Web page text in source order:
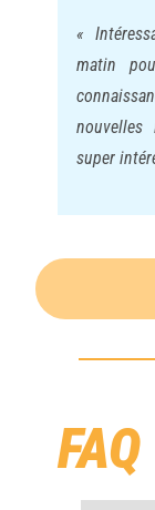
«
matin
nouvelles
super
FAQ